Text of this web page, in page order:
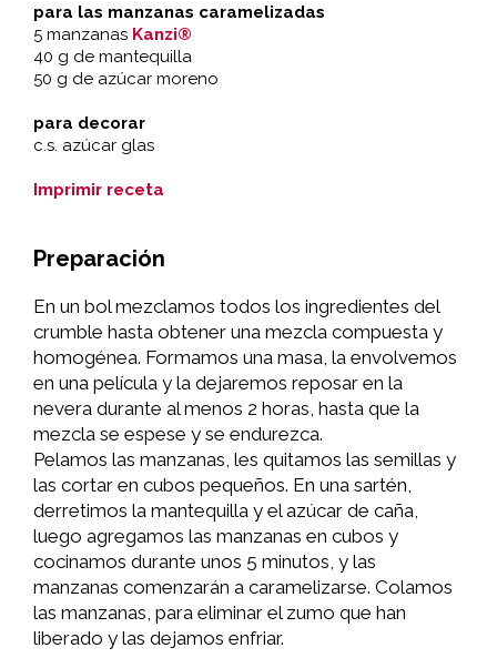
para las manzanas caramelizadas
5 manzanasKanzi®
40 g de mantequilla
50 g de azúcar moreno
para decorar
c.s. azúcar glas
Imprimir receta
Preparación
En un bol mezclamos todos los ingredientes del
crumble hasta obtener una mezcla compuesta y
homogénea. Formamos una masa, la envolvemos
en una película y la dejaremos reposar en la
nevera durante al menos 2 horas, hasta que la
mezcla se espese y se endurezca.
Pelamos las manzanas, les quitamos las semillas y
las cortar en cubos pequeños. En una sartén,
derretimos la mantequilla y el azúcar de caña,
luego agregamos las manzanas en cubos y
cocinamos durante unos 5 minutos, y las
manzanas comenzarán a caramelizarse. Colamos
las manzanas, para eliminar el zumo que han
liberado y las dejamos enfriar.